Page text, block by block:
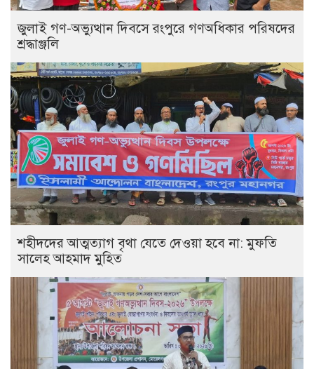
‎জুলাই গণ-অভ্যুত্থান দিবসে রংপুরে গণঅধিকার পরিষদের
শ্রদ্ধাঞ্জলি ‎
‎শহীদদের আত্মত্যাগ বৃথা যেতে দেওয়া হবে না: মুফতি
সালেহ আহমাদ মুহিত ‎